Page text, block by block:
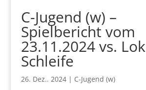
C-Jugend (w) –
Spielbericht vom
23.11.2024 vs. Lok
Schleife
26. Dez.. 2024| C-Jugend (w)